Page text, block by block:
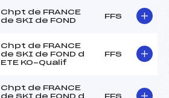
Chpt de FRANCE
de SKI de FOND
FFS
Chpt de FRANCE
de SKI de FOND d
ETE KO-Qualif
FFS
Chpt de FRANCE
de SKI de FOND d
FFS